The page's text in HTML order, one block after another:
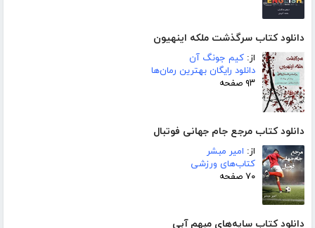
دانلود کتاب سرگذشت ملکه اینهیون
از: کیم جونگ آن
دانلود رایگان بهترین رمان‌ها
۹۳ صفحه
دانلود کتاب مرجع جام جهانی فوتبال
از: امیر مبشر
کتاب‌های ورزشی
۷۰ صفحه
دانلود کتاب سایه‌های مبهم آبی